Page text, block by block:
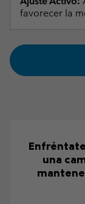
favorecer la
una